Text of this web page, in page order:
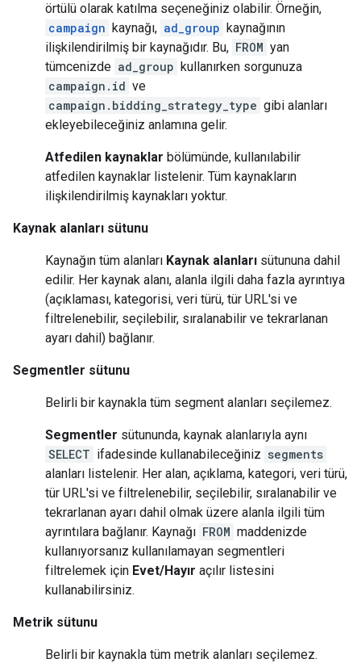
örtülü olarak katılma seçeneğiniz olabilir. Örneğin,
campaign kaynağı, ad_group kaynağının
ilişkilendirilmiş bir kaynağıdır. Bu, FROM yan
tümcenizde ad_group kullanırken sorgunuza
campaign.id ve
campaign.bidding_strategy_type gibi alanları
ekleyebileceğiniz anlamına gelir.
Atfedilen kaynaklar bölümünde, kullanılabilir
atfedilen kaynaklar listelenir. Tüm kaynakların
ilişkilendirilmiş kaynakları yoktur.
Kaynak alanları sütunu
Kaynağın tüm alanları Kaynak alanları sütununa dahil
edilir. Her kaynak alanı, alanla ilgili daha fazla ayrıntıya
(açıklaması, kategorisi, veri türü, tür URL'si ve
filtrelenebilir, seçilebilir, sıralanabilir ve tekrarlanan
ayarı dahil) bağlanır.
Segmentler sütunu
Belirli bir kaynakla tüm segment alanları seçilemez.
Segmentler sütununda, kaynak alanlarıyla aynı
SELECT ifadesinde kullanabileceğiniz segments
alanları listelenir. Her alan, açıklama, kategori, veri türü,
tür URL'si ve filtrelenebilir, seçilebilir, sıralanabilir ve
tekrarlanan ayarı dahil olmak üzere alanla ilgili tüm
ayrıntılara bağlanır. Kaynağı FROM maddenizde
kullanıyorsanız kullanılamayan segmentleri
filtrelemek için Evet/Hayır açılır listesini
kullanabilirsiniz.
Metrik sütunu
Belirli bir kaynakla tüm metrik alanları seçilemez.